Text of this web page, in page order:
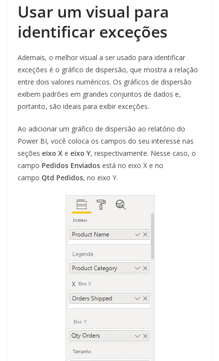
Usar um visual para
identificar exceções
Ademais, o melhor visual a ser usado para identificar
exceções é o gráfico de dispersão, que mostra a relação
entre dois valores numéricos. Os gráficos de dispersão
exibem padrões em grandes conjuntos de dados e,
portanto, são ideais para exibir exceções.
Ao adicionar um gráfico de dispersão ao relatório do
Power BI, você coloca os campos do seu interesse nas
seções eixo X e eixo Y, respectivamente. Nesse caso, o
campo Pedidos Enviados está no eixo X e no
campo Qtd Pedidos, no eixo Y.